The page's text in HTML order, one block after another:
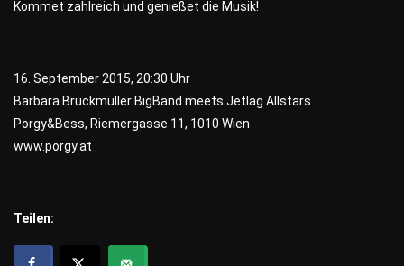
Kommet zahlreich und genießet die Musik!
16. September 2015, 20:30 Uhr
Barbara Bruckmüller BigBand meets Jetlag Allstars
Porgy&Bess, Riemergasse 11, 1010 Wien
www.porgy.at
Teilen: